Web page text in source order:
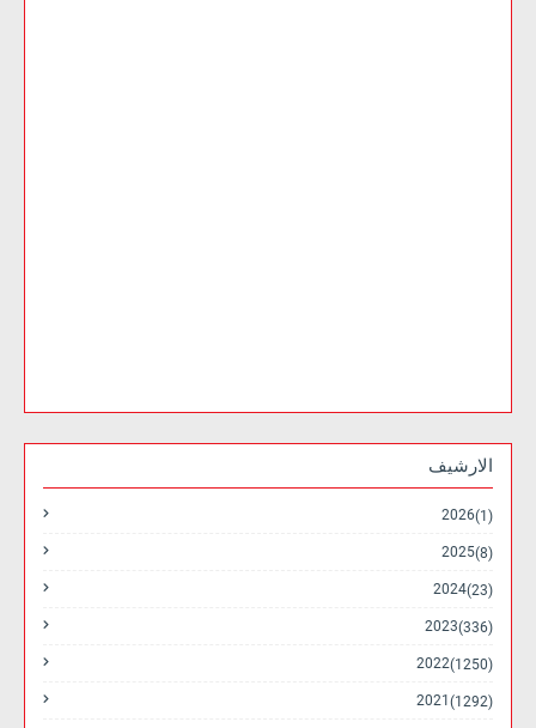
الارشيف
2026 (1)
2025 (8)
2024 (23)
2023 (336)
2022 (1250)
2021 (1292)